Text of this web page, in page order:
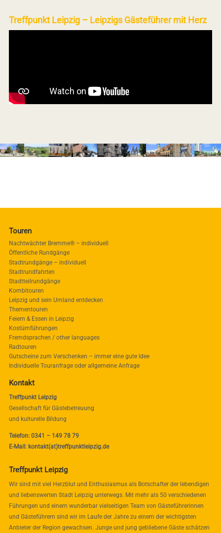
Treffpunkt Leipzig – Leipzigs Gästeführer mit Herz
Touren
Nachtwächter Bremme® – individuell
Öffentliche Rundgänge
Stadtrundgänge – individuell
Stadtrundfahrten
Stadtteilrundgänge
Kombitouren
Leipzig und sein Umland entdecken
Thementouren
Feiern & Essen in Leipzig
Kostümführungen
Fremdsprachen / other languages
Radtouren
Gutscheine zum Verschenken – immer eine gute Idee
Individuelle Touranfrage oder allgemeine Anfrage
Kontakt
Treffpunkt Leipzig
Gesellschaft für Gästebetreuung
und kulturelle Bildung
Telefon: 0341 – 149 78 79
E-Mail: kontakt(at)treffpunktleipzig.de
Treffpunkt Leipzig
Wir sind mit viel Herzblut und Enthusiasmus als Botschafter der lebendigen
und liebenswerten Stadt Leipzig unterwegs. Mit mehr als 50 verschiedenen
Führungen und einem wunderbar vielseitigen Team von Gästeführerinnen
und Gästeführern sind wir im Laufe der Jahre zu einem der wichtigsten
Anbieter der Region gewachsen. Junge und jung gebliebene Gäste schätzen